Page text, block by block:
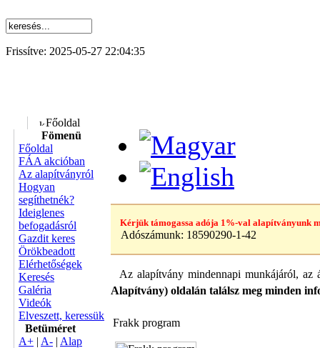
Frissítve: 2025-05-27 22:04:35
Főoldal
Fömenü
Főoldal
FÁA akcióban
Az alapítványról
Hogyan
segíthetnék?
Ideiglenes
befogadásról
Gazdit keres
Örökbeadott
Elérhetőségek
Keresés
Galéria
Videók
Elveszett, keressük
Betüméret
A+ | A- | Alap
Kérjük támogassa adója 1%-val alapítványunk
Adószámunk: 18590290-1-42
Az alapítvány mindennapi munkájáról, az
Alapítvány) oldalán találsz meg minden
Frakk program